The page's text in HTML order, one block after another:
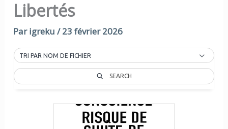
Libertés
Parigreku/23 février 2026
TRI PAR NOM DE FICHIER
SEARCH